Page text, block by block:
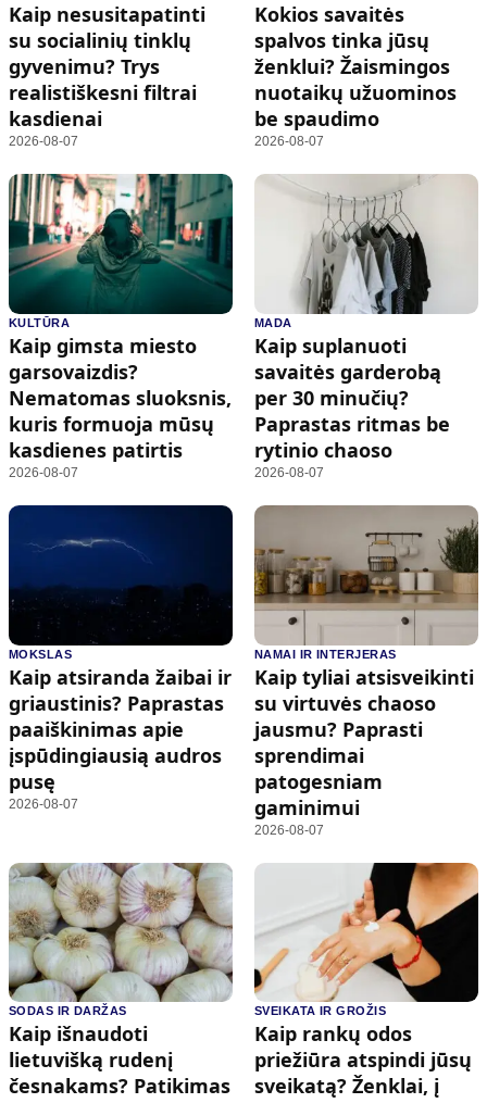
Kaip nesusitapatinti
su socialinių tinklų
gyvenimu? Trys
realistiškesni filtrai
kasdienai
2026-08-07
Kokios savaitės
spalvos tinka jūsų
ženklui? Žaismingos
nuotaikų užuominos
be spaudimo
2026-08-07
KULTŪRA
Kaip gimsta miesto
garsovaizdis?
Nematomas sluoksnis,
kuris formuoja mūsų
kasdienes patirtis
2026-08-07
MADA
Kaip suplanuoti
savaitės garderobą
per 30 minučių?
Paprastas ritmas be
rytinio chaoso
2026-08-07
MOKSLAS
Kaip atsiranda žaibai ir
griaustinis? Paprastas
paaiškinimas apie
įspūdingiausią audros
pusę
2026-08-07
NAMAI IR INTERJERAS
Kaip tyliai atsisveikinti
su virtuvės chaoso
jausmu? Paprasti
sprendimai
patogesniam
gaminimui
2026-08-07
SODAS IR DARŽAS
Kaip išnaudoti
lietuvišką rudenį
česnakams? Patikimas
SVEIKATA IR GROŽIS
Kaip rankų odos
priežiūra atspindi jūsų
sveikatą? Ženklai, į